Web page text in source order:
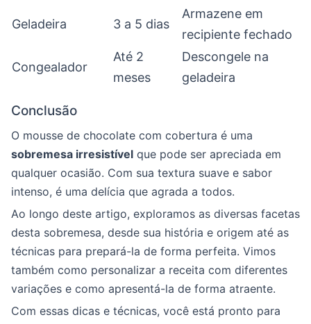
Geladeira 3 a 5 dias
Armazene em
recipiente fechado
Congealador
Até 2
meses
Descongele na
geladeira
Conclusão
O mousse de chocolate com cobertura é uma
sobremesa irresistível que pode ser apreciada em
qualquer ocasião. Com sua textura suave e sabor
intenso, é uma delícia que agrada a todos.
Ao longo deste artigo, exploramos as diversas facetas
desta sobremesa, desde sua história e origem até as
técnicas para prepará-la de forma perfeita. Vimos
também como personalizar a receita com diferentes
variações e como apresentá-la de forma atraente.
Com essas dicas e técnicas, você está pronto para